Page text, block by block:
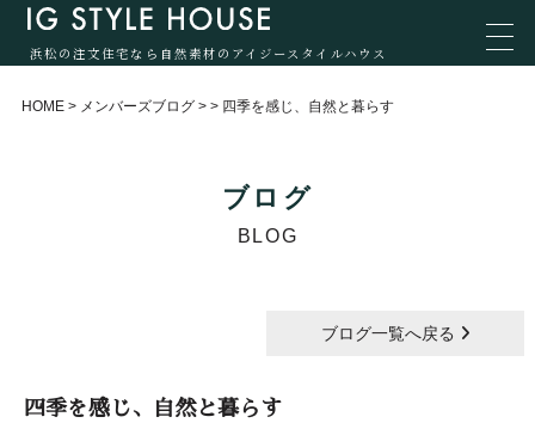
浜松の注文住宅なら自然素材のアイジースタイルハウス
HOME > メンバーズブログ > > 四季を感じ、自然と暮らす
ブログ
BLOG
ブログ一覧へ戻る
四季を感じ、自然と暮らす